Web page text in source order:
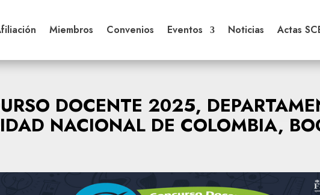
Miembros Convenios Eventos Noticias Actas
DOCENTE 2025,
NACIONAL DE COLOMBIA,